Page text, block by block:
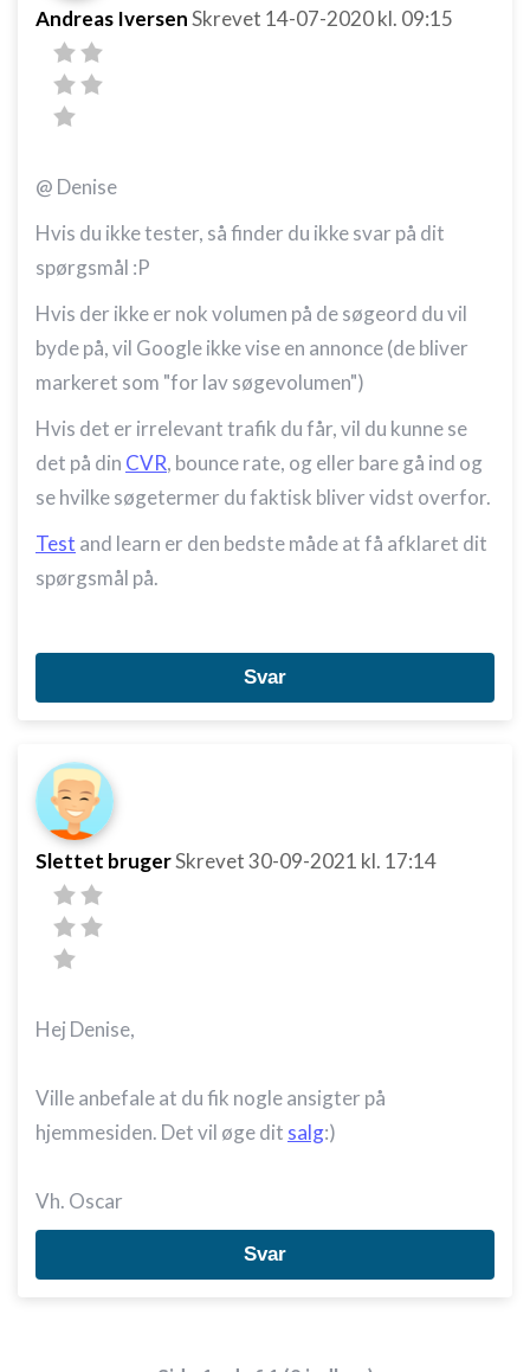
Andreas IversenSkrevet 14-07-2020kl. 09:15
@ Denise
Hvis du ikke tester, så finder du ikke svar på dit
spørgsmål :P
Hvis der ikke er nok volumen på de søgeord du vil
byde på, vil Google ikke vise en annonce (de bliver
markeret som "for lav søgevolumen")
Hvis det er irrelevant trafik du får, vil du kunne se
det på din CVR, bounce rate, og eller bare gå ind og
se hvilke søgetermer du faktisk bliver vidst overfor.
Test and learn er den bedste måde at få afklaret dit
spørgsmål på.
Svar
Slettet brugerSkrevet30-09-2021 kl. 17:14
Hej Denise,
Ville anbefale at du fik nogle ansigter på
hjemmesiden. Det vil øge dit salg:)
Vh. Oscar
Svar